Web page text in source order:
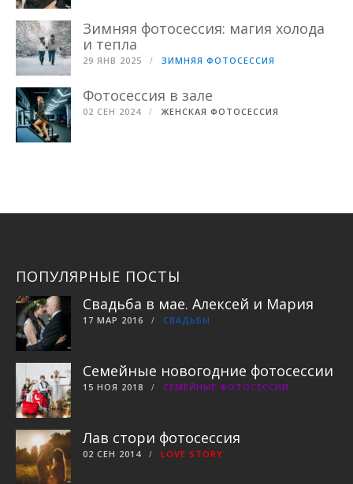
Зимняя фотосессия: магия холода
и тепла
29 ЯНВ 2025 ЗИМНЯЯ ФОТОСЕССИЯ
Фотосессия в зале
02 СЕН 2024 ЖЕНСКАЯ ФОТОСЕССИЯ
ПОПУЛЯРНЫЕ ПОСТЫ
Свадьба в мае. Алексей и Мария
17 МАР 2016 СВАДЬБЫ
Семейные новогодние фотосессии
15 НОЯ 2018 СЕМЕЙНЫЕ ФОТОСЕССИИ
Лав стори фотосессия
02 СЕН 2014 LOVE STORY